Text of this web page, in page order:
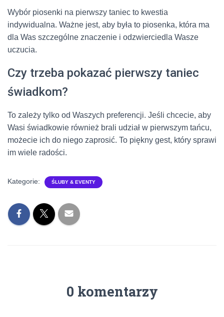
Wybór piosenki na pierwszy taniec to kwestia
indywidualna. Ważne jest, aby była to piosenka, która ma
dla Was szczególne znaczenie i odzwierciedla Wasze
uczucia.
Czy trzeba pokazać pierwszy taniec
świadkom?
To zależy tylko od Waszych preferencji. Jeśli chcecie, aby
Wasi świadkowie również brali udział w pierwszym tańcu,
możecie ich do niego zaprosić. To piękny gest, który sprawi
im wiele radości.
Kategorie: ŚLUBY & EVENTY
0 komentarzy